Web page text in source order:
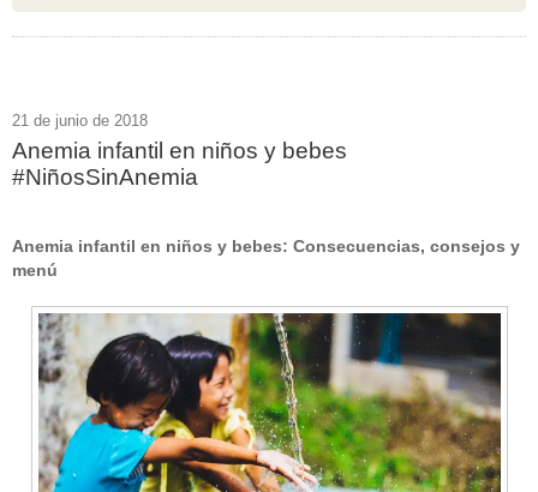
vitaminas(10)
RSS - Entradas
ADMINISTRAR
21 de junio de 2018
Anemia infantil en niños y bebes
#NiñosSinAnemia
Anemia infantil en niños y bebes: Consecuencias, consejos y
menú